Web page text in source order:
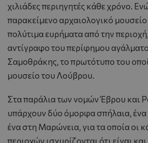
χιλιάδες περιηγητές κάθε χρόνο.
παρακείμενο αρχαιολογικό
πολύτιμα ευρήματα από την
αντίγραφο του περίφημου
Σαμοθράκης, το πρωτότυπο του
μουσείο του Λούβρου.
Στα παράλια των νομών Έβρου και
υπάρχουν δύο όμορφα σπήλαια,
ένα στη Mαρώνεια, για τα οποία οι
περιοχών ισχυρίζονται ότι είναι